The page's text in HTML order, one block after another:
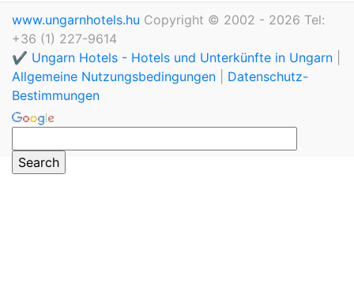
www.ungarnhotels.hu Copyright © 2002 - 2026 Tel:
+36 (1) 227-9614
✔️ Ungarn Hotels - Hotels und Unterkünfte in Ungarn
Allgemeine Nutzungsbedingungen
Datenschutz-
Bestimmungen